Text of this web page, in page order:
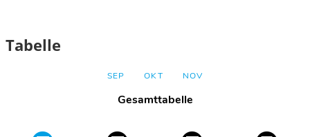
Tabelle
SEP OKT NOV
Gesamttabelle